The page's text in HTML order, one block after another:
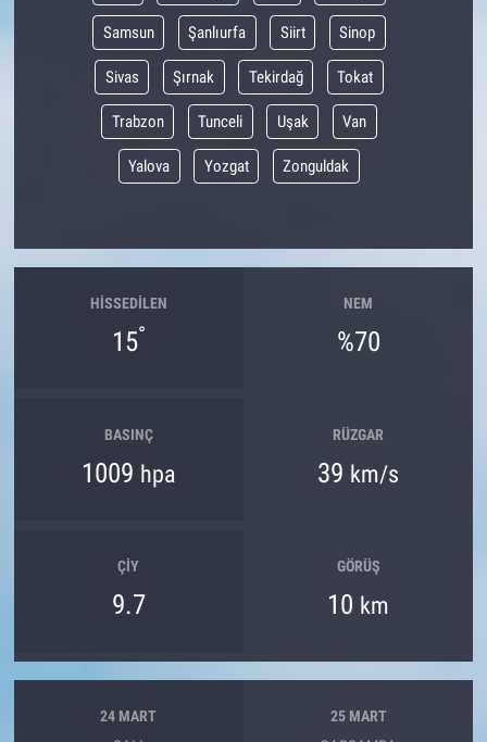
Samsun Şanlıurfa Siirt Sinop
Sivas Şırnak Tekirdağ Tokat
Trabzon Tunceli Uşak Van
Yalova Yozgat Zonguldak
HISSEDILEN
15°
NEM
%70
BASINÇ
1009 hpa
RÜZGAR
39 km/s
ÇIY
9.7
GÖRÜŞ
10 km
24 MART 25 MART